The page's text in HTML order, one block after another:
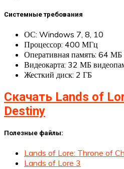
Системные требования
ОС: Windows 7, 8, 10
Процессор: 400 МГц
Оперативная память: 64
Видеокарта: 32 МБ
Жесткий диск: 2 ГБ
Скачать Lands of
Destiny
Полезные файлы:
Lands of Lore: Throne of
Lands of Lore 3